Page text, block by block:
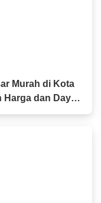
Murah di Kota
Harga dan Daya